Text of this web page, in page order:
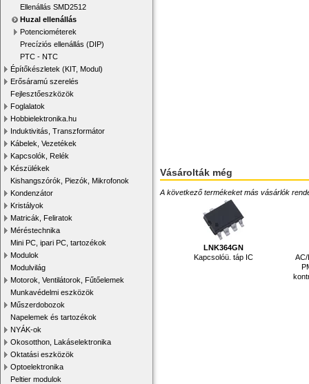
Ellenállás SMD2512
Huzal ellenállás
Potenciométerek
Precíziós ellenállás (DIP)
PTC - NTC
Építőkészletek (KIT, Modul)
Erősáramú szerelés
Fejlesztőeszközök
Foglalatok
Hobbielektronika.hu
Induktivitás, Transzformátor
Kábelek, Vezetékek
Kapcsolók, Relék
Készülékek
Kishangszórók, Piezók, Mikrofonok
Kondenzátor
Kristályok
Matricák, Feliratok
Méréstechnika
Mini PC, ipari PC, tartozékok
Modulok
Modulvilág
Motorok, Ventilátorok, Fűtőelemek
Munkavédelmi eszközök
Műszerdobozok
Napelemek és tartozékok
NYÁK-ok
Okosotthon, Lakáselektronika
Oktatási eszközök
Optoelektronika
Peltier modulok
Vásárolták még
A következő termékeket más vásárlók
LNK364GN
Kapcsolóü. táp IC
AC/